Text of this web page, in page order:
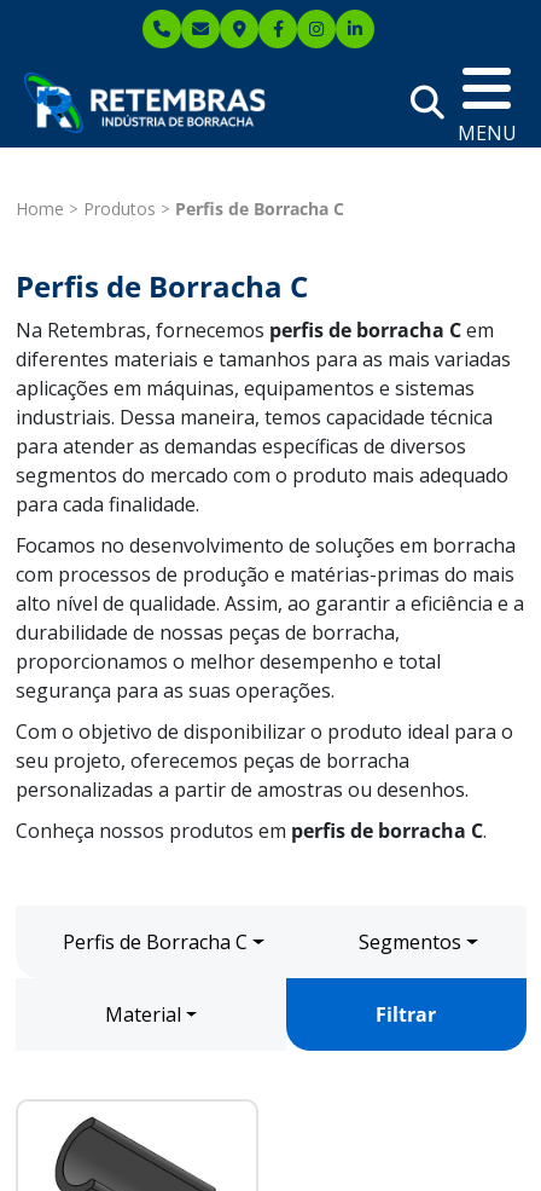
MENU
Home Produtos Perfis de Borracha C
Perfis de Borracha C
Na Retembras, fornecemos perfis de borracha Cem
diferentes materiais e tamanhos para as mais variadas
aplicações em máquinas, equipamentos e sistemas
industriais. Dessa maneira, temos capacidade técnica
para atender as demandas específicas de diversos
segmentos do mercado com o produto mais adequado
para cada finalidade.
Focamos no desenvolvimento de soluções em borracha
com processos de produção e matérias-primas do mais
alto nível de qualidade. Assim, ao garantir a eficiência e a
durabilidade de nossas peças de borracha,
proporcionamos o melhor desempenho e total
segurança para as suas operações.
Com o objetivo de disponibilizar o produto ideal para o
seu projeto, oferecemos peças de borracha
personalizadas a partir de amostras ou desenhos.
Conheça nossos produtos em perfis de borracha C.
Perfis de Borracha C Segmentos
Material Filtrar